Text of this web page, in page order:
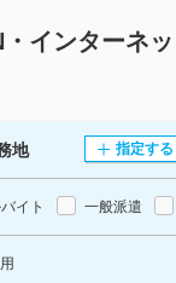
インターネ
地 指定する
イト 一般派遣